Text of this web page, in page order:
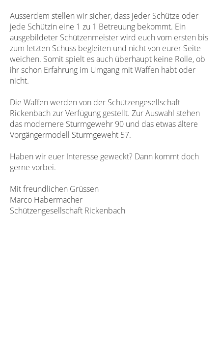
Ausserdem stellen wir sicher, dass jeder Schütze oder
jede Schützin eine 1 zu 1 Betreuung bekommt. Ein
ausgebildeter Schützenmeister wird euch vom ersten bis
zum letzten Schuss begleiten und nicht von eurer Seite
weichen. Somit spielt es auch überhaupt keine Rolle, ob
ihr schon Erfahrung im Umgang mit Waffen habt oder
nicht.
Die Waffen werden von der Schützengesellschaft
Rickenbach zur Verfügung gestellt. Zur Auswahl stehen
das modernere Sturmgewehr 90 und das etwas ältere
Vorgängermodell Sturmgeweht 57.
Haben wir euer Interesse geweckt? Dann kommt doch
gerne vorbei.
Mit freundlichen Grüssen
Marco Habermacher
Schützengesellschaft Rickenbach